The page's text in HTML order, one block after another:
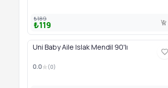
₺189
₺119
Uni Baby Aile Islak Mendil 90'lı
0.0 (0)